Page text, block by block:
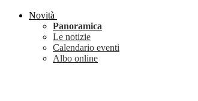
Novità
Panoramica
Le notizie
Calendario eventi
Albo online